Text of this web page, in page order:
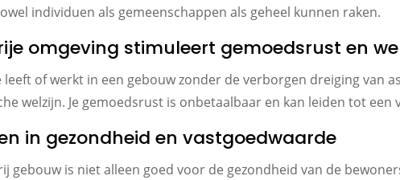
individuen als gemeenschappen als geheel kunnen raken.
omgeving stimuleert gemoedsrust en
leeft of werkt in een gebouw zonder de verborgen dreiging van
welzijn. Je gemoedsrust is onbetaalbaar en kan leiden tot
in gezondheid en vastgoedwaarde
gebouw is niet alleen goed voor de gezondheid van de